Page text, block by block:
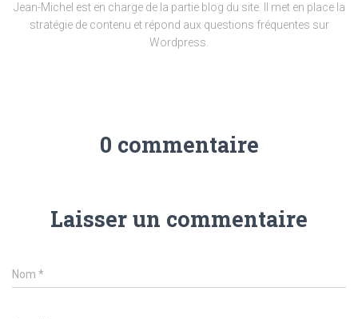
Jean-Michel est en charge de la partie blog du site. Il met en place la
stratégie de contenu et répond aux questions fréquentes sur
Wordpress.
0 commentaire
Laisser un commentaire
Nom *